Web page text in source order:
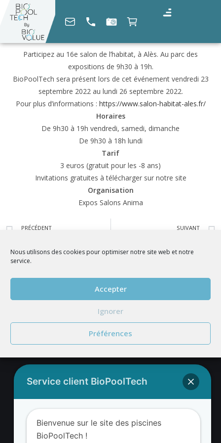
Nous utilisons des cookies pour optimiser notre site web et notre
service.
Accepter
Ignorer
Préférences
Participez au 16e salon de l’habitat, à Alès. Au parc des
expositions de 9h30 à 19h.
BioPoolTech sera présent lors de cet événement vendredi 23
septembre 2022 au lundi 26 septembre 2022.
Pour plus d’informations : https://www.salon-habitat-ales.fr/
Horaires
De 9h30 à 19h vendredi, samedi, dimanche
De 9h30 à 18h lundi
Tarif
3 euros (gratuit pour les -8 ans)
Invitations gratuites à télécharger sur notre site
Organisation
Expos Salons Anima
PRÉCÉDENT SUIVANT
REJOIGNEZ NOUS
Adresse BioValue BioPoolTech
BioValue BioPoolTech
Service client BioPoolTech
Bienvenue sur le site des piscines
BioPoolTech !